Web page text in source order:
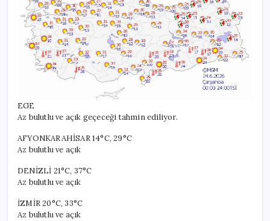
EGE
Az bulutlu ve açık geçeceği tahmin ediliyor.
AFYONKARAHİSAR 14°C, 29°C
Az bulutlu ve açık
DENİZLİ 21°C, 37°C
Az bulutlu ve açık
İZMİR 20°C, 33°C
Az bulutlu ve açık